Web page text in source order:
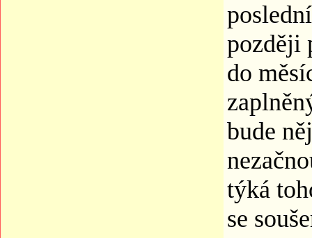
později
do
bude
týká
se